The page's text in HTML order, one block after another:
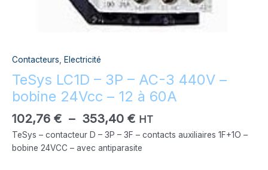
Contacteurs Electricité
TeSys LC1D – 3P – AC-3 440V –
bobine 24Vcc – 12 à 60A
102,76 € – 353,40 € HT
TeSys – contacteur D – 3P – 3F – contacts auxiliaires 1F+1O –
bobine 24VCC – avec antiparasite